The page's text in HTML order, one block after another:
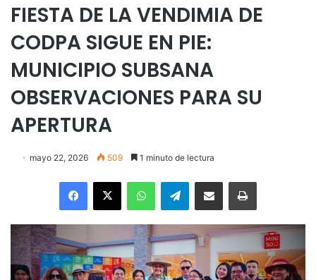
FIESTA DE LA VENDIMIA DE
CODPA SIGUE EN PIE:
MUNICIPIO SUBSANA
OBSERVACIONES PARA SU
APERTURA
mayo 22, 2026 509 1 minuto de lectura
Facebook
X WhatsAppTelegramEnviar vía email Imprimir